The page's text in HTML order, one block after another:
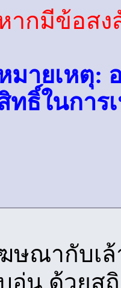
ากมีข้อสง
มายเหตุ:
ทธิ์ในการ
ษณากับเล้
อุ่น ด้วยส